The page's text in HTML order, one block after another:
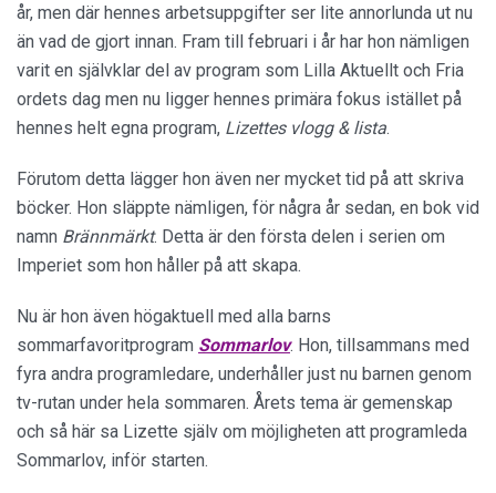
år, men där hennes arbetsuppgifter ser lite annorlunda ut nu
än vad de gjort innan. Fram till februari i år har hon nämligen
varit en självklar del av program som Lilla Aktuellt och Fria
ordets dag men nu ligger hennes primära fokus istället på
hennes helt egna program, Lizettes vlogg & lista.
Förutom detta lägger hon även ner mycket tid på att skriva
böcker. Hon släppte nämligen, för några år sedan, en bok vid
namn Brännmärkt. Detta är den första delen i serien om
Imperiet som hon håller på att skapa.
Nu är hon även högaktuell med alla barns
sommarfavoritprogram Sommarlov. Hon, tillsammans med
fyra andra programledare, underhåller just nu barnen genom
tv-rutan under hela sommaren. Årets tema är gemenskap
och så här sa Lizette själv om möjligheten att programleda
Sommarlov, inför starten.